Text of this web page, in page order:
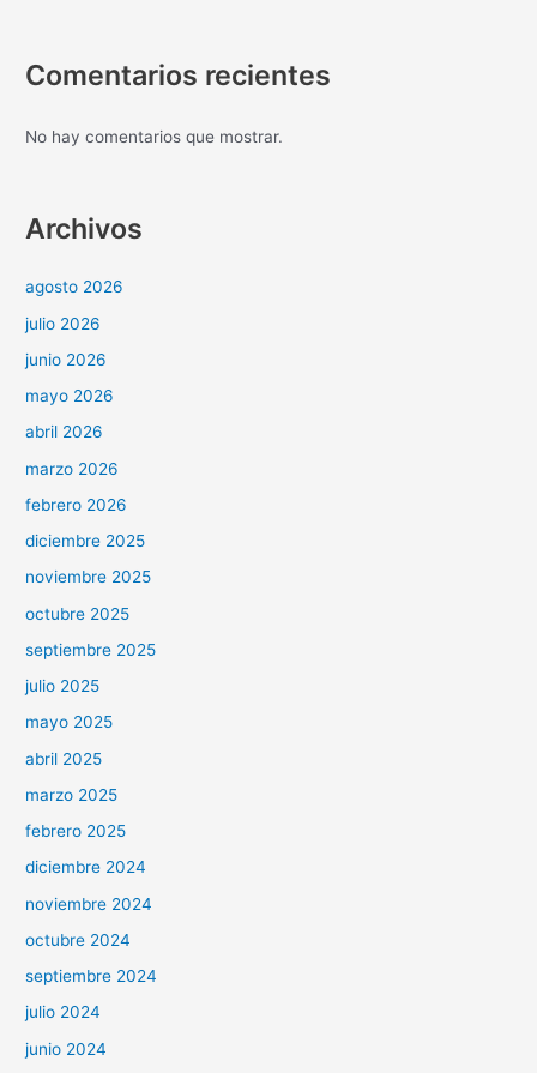
Comentarios recientes
No hay comentarios que mostrar.
Archivos
agosto 2026
julio 2026
junio 2026
mayo 2026
abril 2026
marzo 2026
febrero 2026
diciembre 2025
noviembre 2025
octubre 2025
septiembre 2025
julio 2025
mayo 2025
abril 2025
marzo 2025
febrero 2025
diciembre 2024
noviembre 2024
octubre 2024
septiembre 2024
julio 2024
junio 2024